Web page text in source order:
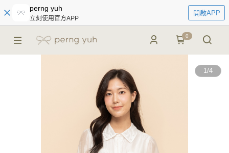
perng yuh
立刻使用官方APP
開啟APP
0
1/4